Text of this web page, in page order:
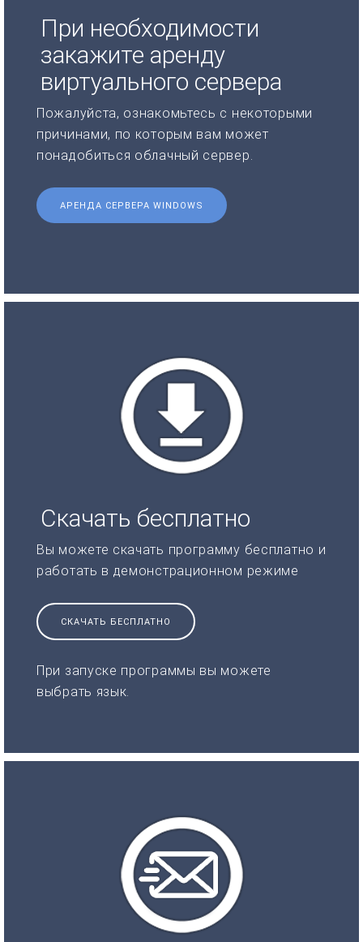
При необходимости
закажите аренду
виртуального сервера
Пожалуйста, ознакомьтесь с некоторыми
причинами, по которым вам может
понадобиться облачный сервер.
АРЕНДА СЕРВЕРА WINDOWS
Скачать бесплатно
Вы можете скачать программу бесплатно и
работать в демонстрационном режиме
СКАЧАТЬ БЕСПЛАТНО
При запуске программы вы можете
выбрать язык.